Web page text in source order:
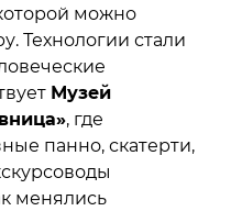
можно
Технологии стали
Музей
, где
панно, скатерти,
менялись